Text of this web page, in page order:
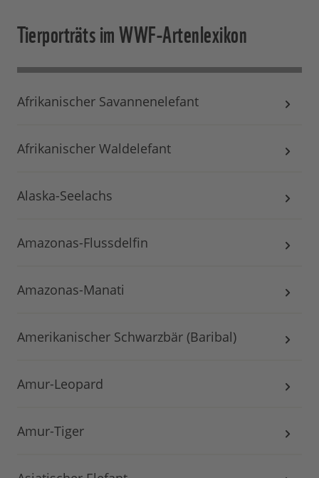
Tierporträts im WWF-Artenlexikon
Afrikanischer Savannenelefant
Afrikanischer Waldelefant
Alaska-Seelachs
Amazonas-Flussdelfin
Amazonas-Manati
Amerikanischer Schwarzbär (Baribal)
Amur-Leopard
Amur-Tiger